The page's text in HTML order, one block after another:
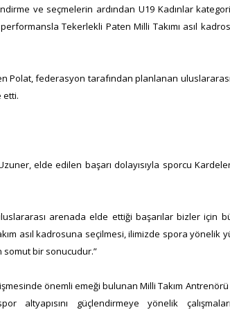
ve seçmelerin ardından U19 Kadınlar
Tekerlekli Paten Milli Takımı asıl
Polat, federasyon tarafından planlanan
etti.
elde edilen başarı dolayısıyla sporcu
arenada elde ettiği başarılar bizler için
asıl kadrosuna seçilmesi, ilimizde spora yönelik
somut bir sonucudur.”
önemli emeği bulunan Milli Takım Antrenörü
altyapısını güçlendirmeye yönelik